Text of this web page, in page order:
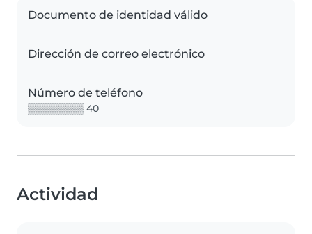
Documento de identidad válido
Dirección de correo electrónico
Número de teléfono
▒▒▒▒▒▒▒▒ 40
Actividad